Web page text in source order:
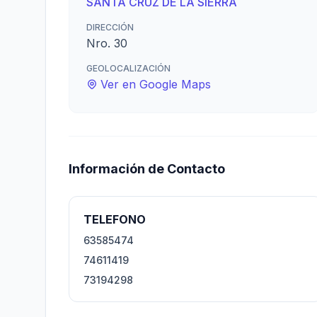
DIRECCIÓN
Nro. 30
GEOLOCALIZACIÓN
Ver en Google Maps
Información de Contacto
TELEFONO
63585474
74611419
73194298